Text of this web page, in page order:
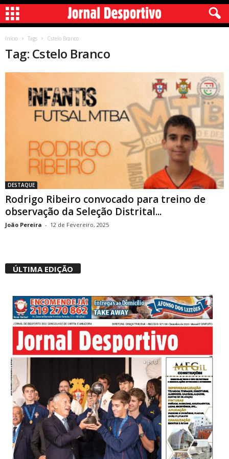
Início Tags Cstelo Branco
Tag: Cstelo Branco
DESTAQUE
Rodrigo Ribeiro convocado para treino de
observação da Seleção Distrital...
João Pereira - 12 de Fevereiro, 2025
ÚLTIMA EDIÇÃO